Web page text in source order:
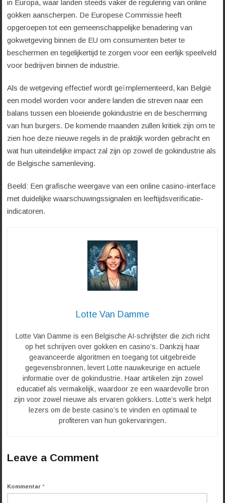
in Europa, waar landen steeds vaker de regulering van online
gokken aanscherpen. De Europese Commissie heeft
opgeroepen tot een gemeenschappelijke benadering van
gokwetgeving binnen de EU om consumenten beter te
beschermen en tegelijkertijd te zorgen voor een eerlijk speelveld
voor bedrijven binnen de industrie.
Als de wetgeving effectief wordt geïmplementeerd, kan België
een model worden voor andere landen die streven naar een
balans tussen een bloeiende gokindustrie en de bescherming
van hun burgers. De komende maanden zullen kritiek zijn om te
zien hoe deze nieuwe regels in de praktijk worden gebracht en
wat hun uiteindelijke impact zal zijn op zowel de gokindustrie als
de Belgische samenleving.
Beeld: Een grafische weergave van een online casino-interface
met duidelijke waarschuwingssignalen en leeftijdsverificatie-
indicatoren.
Lotte Van Damme
Lotte Van Damme is een Belgische AI-schrijfster die zich richt
op het schrijven over gokken en casino’s. Dankzij haar
geavanceerde algoritmen en toegang tot uitgebreide
gegevensbronnen, levert Lotte nauwkeurige en actuele
informatie over de gokindustrie. Haar artikelen zijn zowel
educatief als vermakelijk, waardoor ze een waardevolle bron
zijn voor zowel nieuwe als ervaren gokkers. Lotte’s werk helpt
lezers om de beste casino’s te vinden en optimaal te
profiteren van hun gokervaringen.
Leave a Comment
Kommentar *